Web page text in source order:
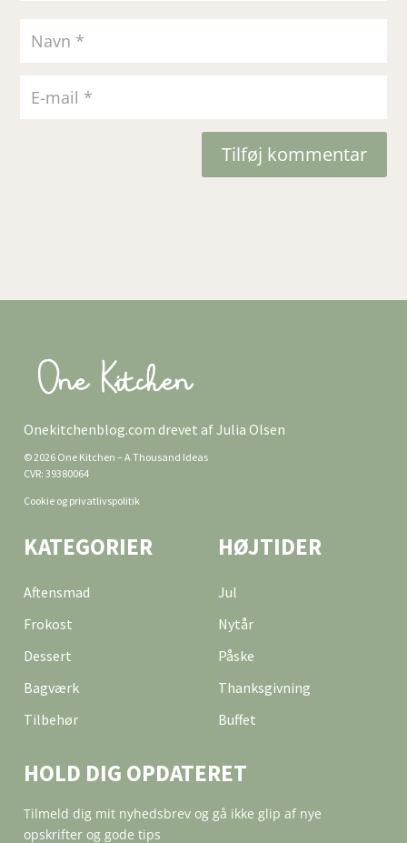
Tilføj kommentar
Onekitchenblog.com drevet af Julia Olsen
© 2026 One Kitchen – A Thousand Ideas
CVR: 39380064
Cookie og privatlivspolitik
KATEGORIER
Aftensmad
Frokost
Dessert
Bagværk
Tilbehør
HØJTIDER
Jul
Nytår
Påske
Thanksgivning
Buffet
HOLD DIG OPDATERET
Tilmeld dig mit nyhedsbrev og gå ikke glip af nye
opskrifter og gode tips